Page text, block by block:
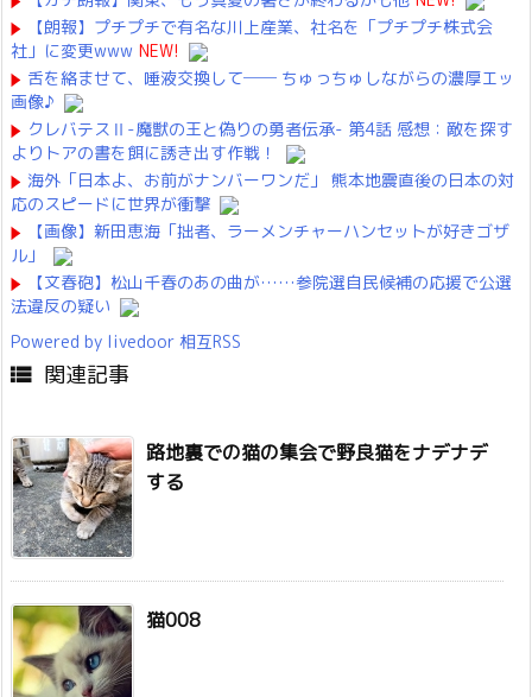
【朗報】プチプチで有名な川上産業、社名を「プチプチ株式会
社」に変更www NEW!
舌を絡ませて、唾液交換して── ちゅっちゅしながらの濃厚エッ
画像♪
クレバテスⅡ-魔獣の王と偽りの勇者伝承- 第4話 感想：敵を探す
よりトアの書を餌に誘き出す作戦！
海外「日本よ、お前がナンバーワンだ」 熊本地震直後の日本の対
応のスピードに世界が衝撃
【画像】新田恵海「拙者、ラーメンチャーハンセットが好きゴザ
ル」
【文春砲】松山千春のあの曲が……参院選自民候補の応援で公選
法違反の疑い
Powered by livedoor 相互RSS
 関連記事
路地裏での猫の集会で野良猫をナデナデ
する
猫008